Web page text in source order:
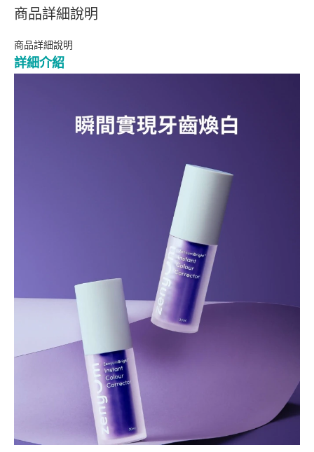
商品詳細說明
商品詳細說明
詳細介紹